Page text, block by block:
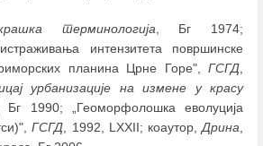
терминологија , Бг 1974;
интензитета површинске
планина Црне Горе", ГСГД
урбанизације на измене у красу
, Бг 1990; „Геоморфолошка еволуција
ГСГД , 1992, LXXII; коаутор,Дрина